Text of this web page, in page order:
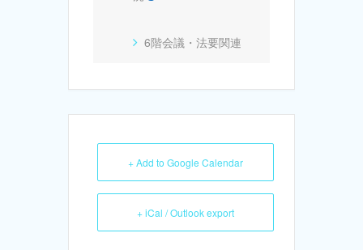
6階会議・法要関連
+ Add to Google Calendar
+ iCal / Outlook export